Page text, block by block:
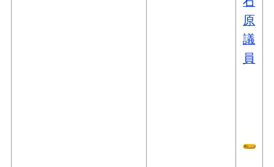
原
議
員